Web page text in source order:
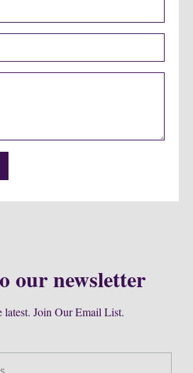
our newsletter
latest. Join Our Email List.